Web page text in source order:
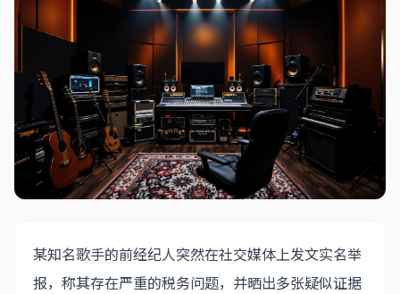
某知名歌手的前经纪人突然在社交媒体上发文实名举
报，称其存在严重的税务问题，并晒出多张疑似证据